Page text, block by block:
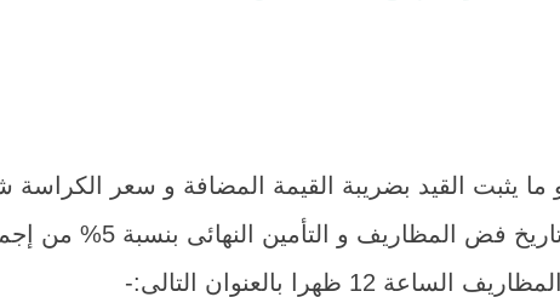
تكون مدة سريان العطاء
ظهرا بالعنوان التالى:-